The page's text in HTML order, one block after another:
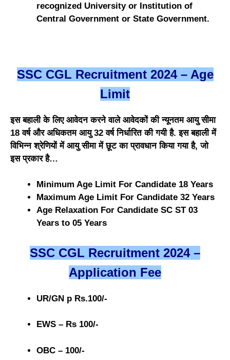
recognized University or Institution of
Central Government or State Government.
SSC CGL Recruitment 2024 – Age
Limit
इस बहाली के लिए आवेदन करने वाले आवेदकों की न्यूनतम आयु सीमा
18 वर्ष और अधिकतम आयु 32 वर्ष निर्धारित की गयी है. इस बहाली में
विभिन्न श्रेणियों में आयु सीमा में छूट का प्रावधान किया गया है, जो
इस प्रकार है…
Minimum Age Limit For Candidate 18 Years
Maximum Age Limit For Candidate 32 Years
Age Relaxation For Candidate SC ST 03
Years to 05 Years
SSC CGL Recruitment 2024 –
Application Fee
UR/GN p Rs.100/-
EWS – Rs 100/-
OBC – 100/-